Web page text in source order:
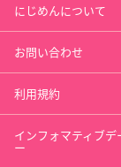
にじめんについて
お問い合わせ
利用規約
インフォマティブデ
ー